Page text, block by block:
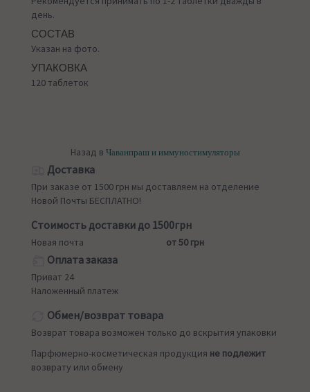
день.
СОСТАВ
Указан на фото.
УПАКОВКА
120 таблеток
Назад в Чаванпраш и иммуностимуляторы
Доставка
При заказе от 1500 грн мы доставляем на отделение
Новой Почты БЕСПЛАТНО!
Стоимость доставки до 1500грн
Новая почта от 50 грн
Оплата заказа
Приват 24
Наложенный платеж
Обмен/возврат товара
Возврат товара возможен только до вскрытия упаковки
Парфюмерно-косметическая продукция не подлежит
возврату или обмену